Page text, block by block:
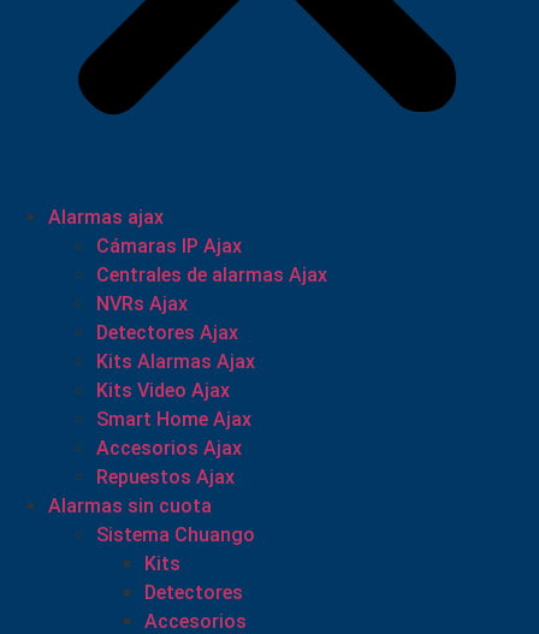
Alarmas ajax
Cámaras IP Ajax
Centrales de alarmas Ajax
NVRs Ajax
Detectores Ajax
Kits Alarmas Ajax
Kits Video Ajax
Smart Home Ajax
Accesorios Ajax
Repuestos Ajax
Alarmas sin cuota
Sistema Chuango
Kits
Detectores
Accesorios